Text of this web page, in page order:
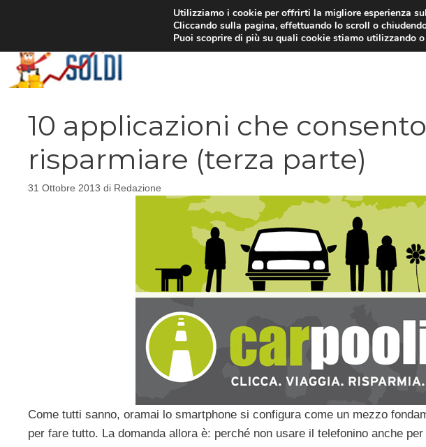
10 applicazioni che
risparmiare (terza parte)
31 Ottobre 2013 di Redazione
Come tutti sanno, oramai lo smartphone si configura come un mezzo
per fare tutto. La domanda allora è: perché non usare il telefonino anche
Utilizziamo i cookie per offrirti la migliore esperienza
Cliccando sulla pagina, effettuando lo scroll o
Puoi scoprire di più su quali cookie stiamo utilizzando